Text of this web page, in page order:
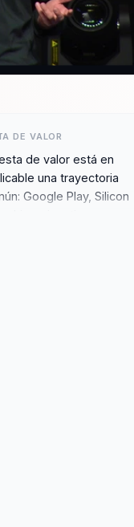
DE VALOR
de valor está en
una trayectoria
Google Play, Silicon